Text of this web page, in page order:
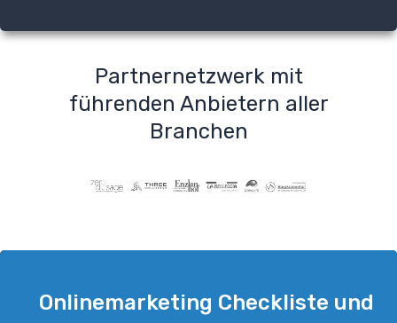
Partnernetzwerk mit
führenden Anbietern aller
Branchen
Onlinemarketing Checkliste und